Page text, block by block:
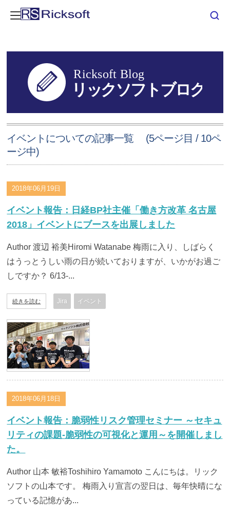
イベントについての記事一覧 (5ページ目 / 10ペ
ージ中)
2018年06月19日
イベント報告：日経BP社主催「働き方改革 名古屋
2018」イベントにブースを出展しました
Author 渡辺 裕美Hiromi Watanabe 梅雨に入り、しばらく
はうっとうしい雨の日が続いておりますが、いかがお過ご
しですか？ 6/13-...
続きを読む Jira イベント
2018年06月18日
イベント報告：脆弱性リスク管理セミナー ～セキュ
リティの課題-脆弱性の可視化と運用～を開催しまし
た。
Author 山本 敏裕Toshihiro Yamamoto こんにちは。リック
ソフトの山本です。 梅雨入り宣言の翌日は、毎年快晴にな
っている記憶があ...